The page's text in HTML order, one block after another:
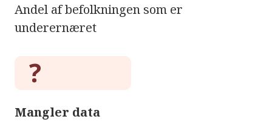
Andel af befolkningen som er
underernæret
Mangler data